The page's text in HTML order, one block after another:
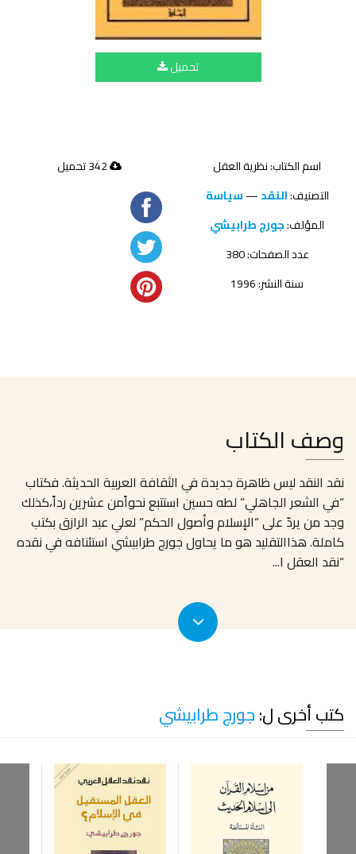
تحميل
اسم الكتاب: نظرية العقل
التصنيف:النقد—سياسة
المؤلف:جورج طرابيشي
عدد الصفحات: 380
سنة النشر: 1996
342 تحميل
وصف الكتاب
نقد النقد ليس ظاهرة جديدة في الثقافة العربية الحديثة. فكتاب
“في الشعر الجاهلي” لطه حسين استتبع نحواًمن عشرين رداً،كذلك
وجد من يردّ على “الإسلام وأصول الحكم” لعلي عبد الرازق بكتب
كاملة. هذاالتقليد هو ما يحاول جورج طرابيشي استئنافه في نقده
“نقد العقل ا...
كتب أخرى ل:جورج طرابيشي